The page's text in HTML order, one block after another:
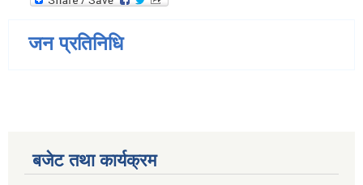
जन प्रतिनिधि
बजेट तथा कार्यक्रम